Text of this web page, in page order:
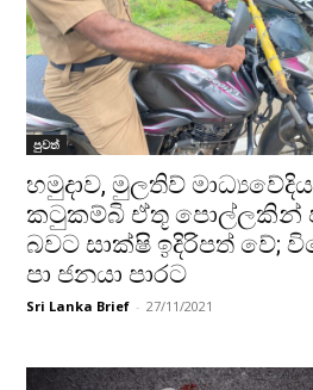
පුවත්
හමුදාව, මුලතිව්
කටුකම්බි ඒතූ පොල්ලකින්
බවට සාක්ෂි ඉදිරිපත් වේ;
පා ජනයා පාරට
Sri Lanka Brief - 27/11/2021